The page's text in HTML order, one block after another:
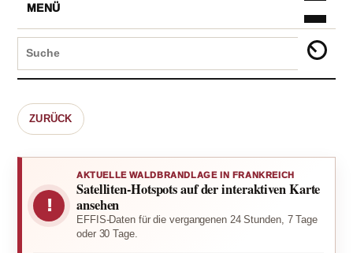
MENÜ
ZURÜCK
!
AKTUELLE WALDBRANDLAGE IN FRANKREICH
Satelliten-Hotspots auf der interaktiven Karte
ansehen
EFFIS-Daten für die vergangenen 24 Stunden, 7 Tage
oder 30 Tage.